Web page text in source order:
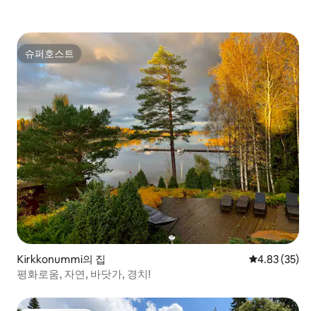
슈퍼호스트
슈퍼호스트
Kirkkonummi의 집 평점 4.83점(5
4.83 (35)
평화로움, 자연, 바닷가, 경치!